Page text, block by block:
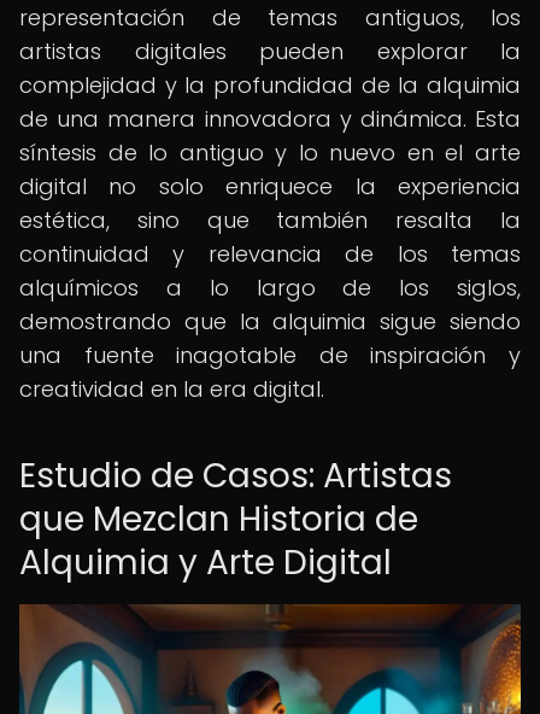
representación de temas antiguos, los
artistas digitales pueden explorar la
complejidad y la profundidad de la alquimia
de una manera innovadora y dinámica. Esta
síntesis de lo antiguo y lo nuevo en el arte
digital no solo enriquece la experiencia
estética, sino que también resalta la
continuidad y relevancia de los temas
alquímicos a lo largo de los siglos,
demostrando que la alquimia sigue siendo
una fuente inagotable de inspiración y
creatividad en la era digital.
Estudio de Casos: Artistas
que Mezclan Historia de
Alquimia y Arte Digital